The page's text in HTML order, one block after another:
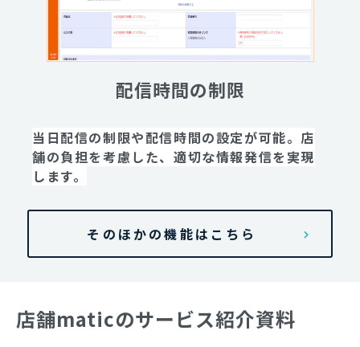
配信時間の制限
当日配信の制限や配信時間の設定が可能。店
舗の負担を考慮した、適切な情報発信を実現
します。
そのほかの機能はこちら
店舗maticのサービス紹介資料